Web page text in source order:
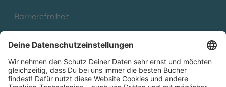
Barrierefreiheit
Partnerprogramm (Affiliate)